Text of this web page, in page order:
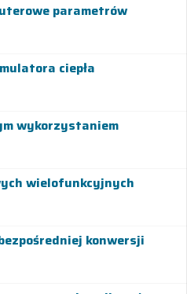
parametrów
ciepła
wykorzystaniem
wielofunkcyjnych
konwersji